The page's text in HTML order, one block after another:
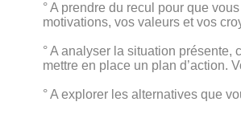
° A prendre du recul pour que
motivations, vos valeurs et vos
° A analyser la situation
mettre en place un plan d’action.
° A explorer les alternatives que